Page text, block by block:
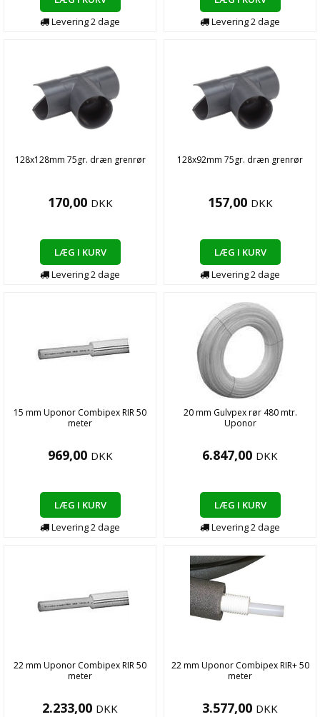
Levering2dage
Levering2dage
128x128mm 75gr. dræn grenrør
170,00 DKK
LÆG I KURV
Levering2dage
128x92mm 75gr. dræn grenrør
157,00 DKK
LÆG I KURV
Levering2dage
15 mm Uponor Combipex RIR 50
meter
969,00 DKK
LÆG I KURV
Levering2dage
20 mm Gulvpex rør 480 mtr.
Uponor
6.847,00 DKK
LÆG I KURV
Levering2dage
22 mm Uponor Combipex RIR 50
meter
2.233,00 DKK
22 mm Uponor Combipex RIR+ 50
meter
3.577,00 DKK